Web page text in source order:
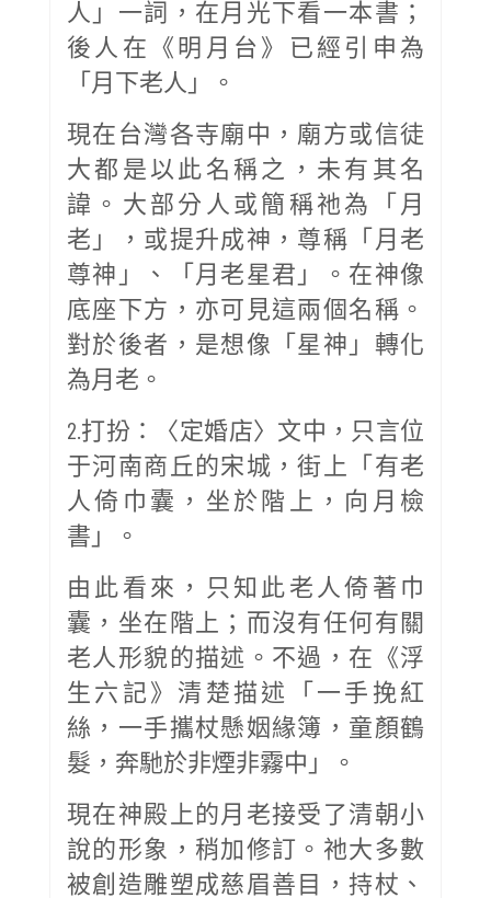
人」一詞，在月光下看一本書；
後人在《明月台》已經引申為
「月下老人」。
現在台灣各寺廟中，廟方或信徒
大都是以此名稱之，未有其名
諱。大部分人或簡稱祂為「月
老」，或提升成神，尊稱「月老
尊神」、「月老星君」。在神像
底座下方，亦可見這兩個名稱。
對於後者，是想像「星神」轉化
為月老。
2.打扮：〈定婚店〉文中，只言位
于河南商丘的宋城，街上「有老
人倚巾囊，坐於階上，向月檢
書」。
由此看來，只知此老人倚著巾
囊，坐在階上；而沒有任何有關
老人形貌的描述。不過，在《浮
生六記》清楚描述「一手挽紅
絲，一手攜杖懸姻緣簿，童顏鶴
髮，奔馳於非煙非霧中」。
現在神殿上的月老接受了清朝小
說的形象，稍加修訂。祂大多數
被創造雕塑成慈眉善目，持杖、